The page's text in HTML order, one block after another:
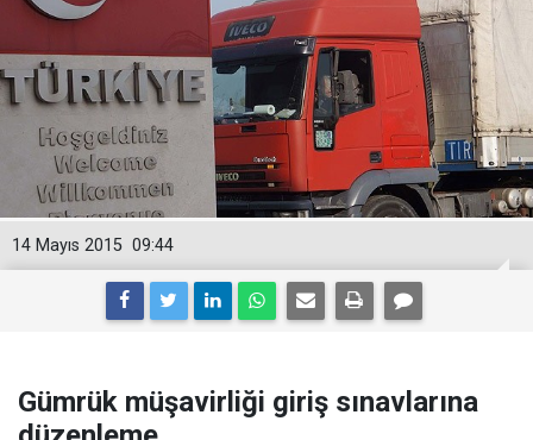
09:44
14 Mayıs 2015
Gümrük müşavirliği giriş sınavlarına